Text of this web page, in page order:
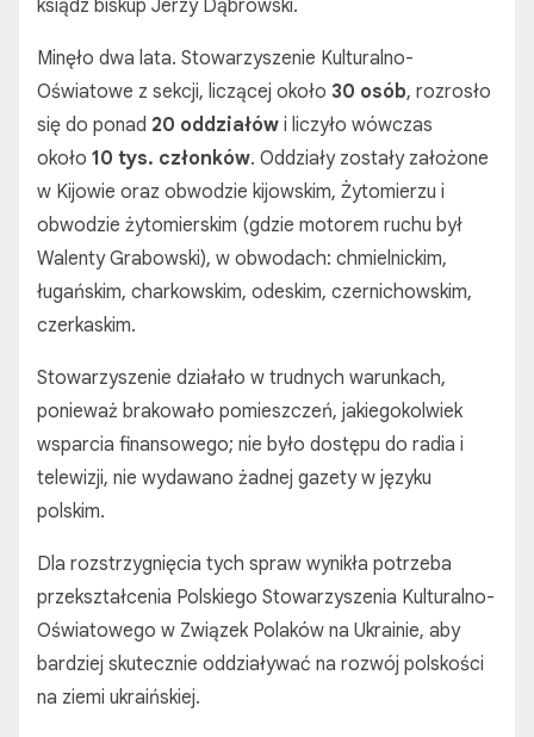
ksiądz biskup Jerzy Dąbrowski.
Minęło dwa lata. Stowarzyszenie Kulturalno-
Oświatowe z sekcji, liczącej około 30 osób, rozrosło
się do ponad 20 oddziałów i liczyło wówczas
około 10 tys. członków. Oddziały zostały założone
w Kijowie oraz obwodzie kijowskim, Żytomierzu i
obwodzie żytomierskim (gdzie motorem ruchu był
Walenty Grabowski), w obwodach: chmielnickim,
ługańskim, charkowskim, odeskim, czernichowskim,
czerkaskim.
Stowarzyszenie działało w trudnych warunkach,
ponieważ brakowało pomieszczeń, jakiegokolwiek
wsparcia finansowego; nie było dostępu do radia i
telewizji, nie wydawano żadnej gazety w języku
polskim.
Dla rozstrzygnięcia tych spraw wynikła potrzeba
przekształcenia Polskiego Stowarzyszenia Kulturalno-
Oświatowego w Związek Polaków na Ukrainie, aby
bardziej skutecznie oddziaływać na rozwój polskości
na ziemi ukraińskiej.